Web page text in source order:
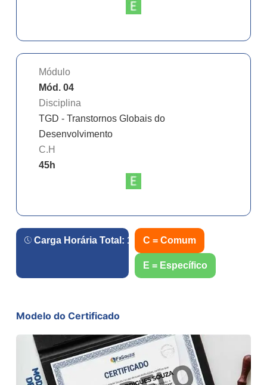
Módulo
Mód. 04
Disciplina
TGD - Transtornos Globais do
Desenvolvimento
C.H
45h
Carga Horária Total: 180 h.
C = Comum
E = Específico
Modelo do Certificado